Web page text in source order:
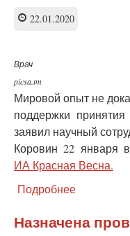
22.01.2020
Врач
picsa.tm
Мировой опыт не
поддержки
заявил научный
Коровин 22 января
ИА Красная Весна.
Подробнее
системы
принятия
Назначена